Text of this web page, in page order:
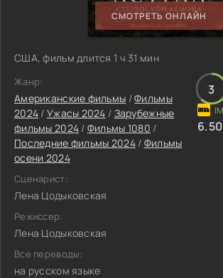
СМОТРЕТЬ ОНЛАЙН
США, фильм длится 1 ч 31 мин
Жанр:
Американские фильмы /Фильмы
2024 / Ужасы 2024 / Зарубежные
фильмы 2024 / Фильмы 1080 /
Последние фильмы 2024/ Фильмы
осени 2024
Сценарист:
Лена Цодыковская
Режиссер:
Лена Цодыковская
Все переводы:
на русском языке
3
6.50